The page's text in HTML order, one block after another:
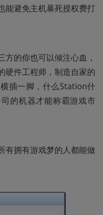
能避免主机暴死授权费打
的你也可以倾注心血，
硬件工程师，制造自家的
插一脚，什么Station什
的机器才能称霸游戏市
有拥有游戏梦的人都能做